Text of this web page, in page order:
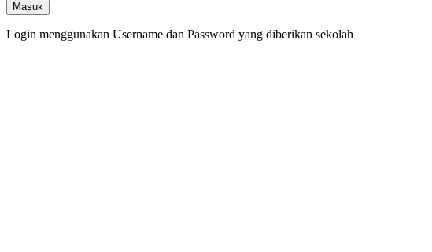
Masuk
Login menggunakan Username dan Password yang diberikan sekolah